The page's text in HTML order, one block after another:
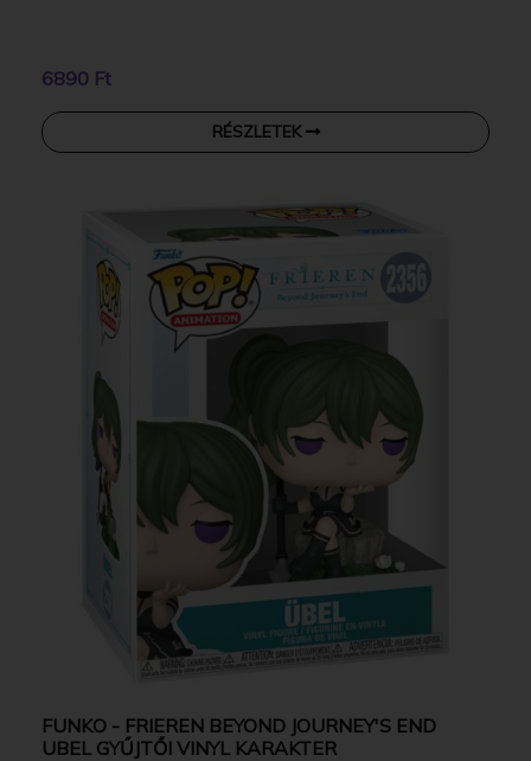
6890 Ft
RÉSZLETEK
FUNKO - FRIEREN BEYOND JOURNEY'S END
UBEL GYŰJTŐI VINYL KARAKTER